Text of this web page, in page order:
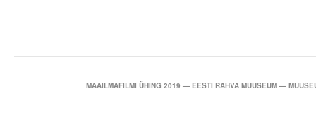
MAAILMAFILMI ÜHING 2019 — EESTI RAHVA MUUSEUM —